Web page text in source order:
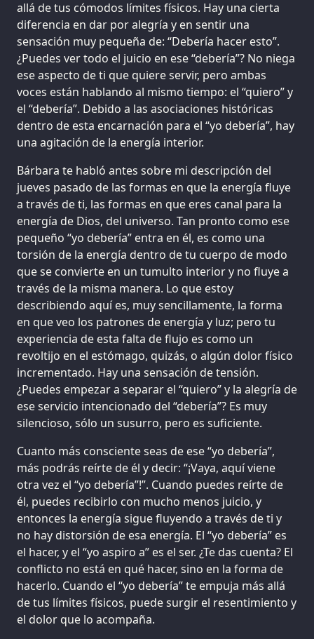
allá de tus cómodos límites físicos. Hay una cierta
diferencia en dar por alegría y en sentir una
sensación muy pequeña de: “Debería hacer esto”.
¿Puedes ver todo el juicio en ese “debería”? No niega
ese aspecto de ti que quiere servir, pero ambas
voces están hablando al mismo tiempo: el “quiero” y
el “debería”. Debido a las asociaciones históricas
dentro de esta encarnación para el “yo debería”, hay
una agitación de la energía interior.
Bárbara te habló antes sobre mi descripción del
jueves pasado de las formas en que la energía fluye
a través de ti, las formas en que eres canal para la
energía de Dios, del universo. Tan pronto como ese
pequeño “yo debería” entra en él, es como una
torsión de la energía dentro de tu cuerpo de modo
que se convierte en un tumulto interior y no fluye a
través de la misma manera. Lo que estoy
describiendo aquí es, muy sencillamente, la forma
en que veo los patrones de energía y luz; pero tu
experiencia de esta falta de flujo es como un
revoltijo en el estómago, quizás, o algún dolor físico
incrementado. Hay una sensación de tensión.
¿Puedes empezar a separar el “quiero” y la alegría de
ese servicio intencionado del “debería”? Es muy
silencioso, sólo un susurro, pero es suficiente.
Cuanto más consciente seas de ese “yo debería”,
más podrás reírte de él y decir: “¡Vaya, aquí viene
otra vez el “yo debería”!”. Cuando puedes reírte de
él, puedes recibirlo con mucho menos juicio, y
entonces la energía sigue fluyendo a través de ti y
no hay distorsión de esa energía. El “yo debería” es
el hacer, y el “yo aspiro a” es el ser. ¿Te das cuenta? El
conflicto no está en qué hacer, sino en la forma de
hacerlo. Cuando el “yo debería” te empuja más allá
de tus límites físicos, puede surgir el resentimiento y
el dolor que lo acompaña.